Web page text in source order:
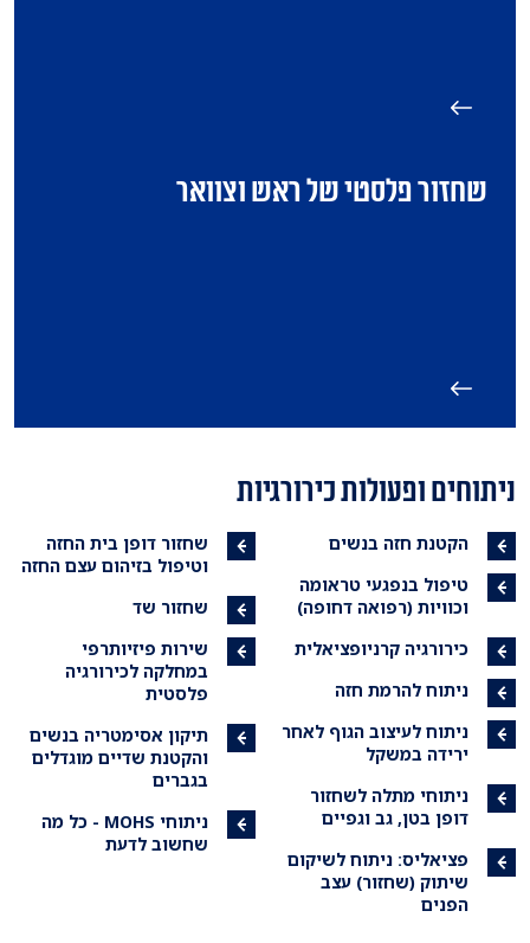
שחזור פלסטי של ראש וצוואר
ניתוחים ופעולות כירורגיות
הקטנת חזה בנשים
טיפול בנפגעי טראומה
וכוויות (רפואה דחופה)
כירורגיה קרניופציאלית
ניתוח להרמת חזה
ניתוח לעיצוב הגוף לאחר
ירידה במשקל
ניתוחי מתלה לשחזור
דופן בטן, גב וגפיים
פציאליס: ניתוח לשיקום
שיתוק (שחזור) עצב
הפנים
שחזור דופן בית החזה
וטיפול בזיהום עצם החזה
שחזור שד
שירות פיזיותרפי
במחלקה לכירורגיה
פלסטית
תיקון אסימטריה בנשים
והקטנת שדיים מוגדלים
בגברים
ניתוחי MOHS - כל מה
שחשוב לדעת